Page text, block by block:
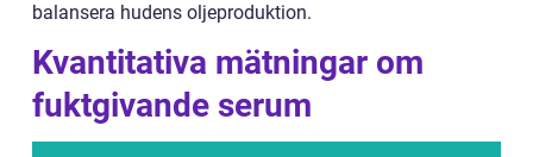
balansera hudens oljeproduktion.
Kvantitativa mätningar om
fuktgivande serum